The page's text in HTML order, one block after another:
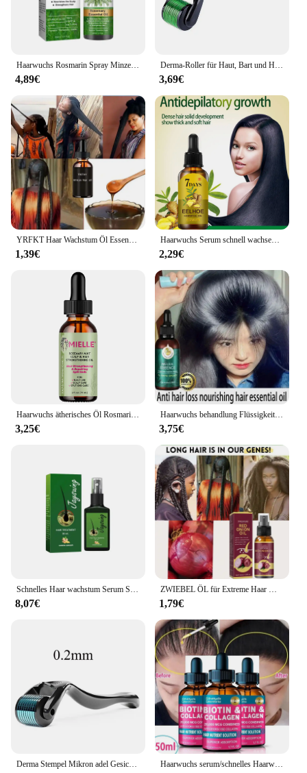
Haarwuchs Rosmarin Spray Minze Split Enden trockene pflegende Behandlung Haarmaske Glatze Stärkung Anti-Verlust-Shampoo ätherisches Öl
4,89€
Derma-Roller für Haut, Bart und Haare, 0,2 mm, 0,25 mm, 0,3 mm Nadel – Mikro-Gesichtsrollenwerkzeug 540 Nadeln für Gesichts-, Körper- und Haarwachstum
3,69€
YRFKT Haar Wachstum Öl Essenz Öle für Schwarze Frauen Alte Afrikanische HairRegrowth Formel Extrakt Starke Wirkung
1,39€
Haarwuchs Serum schnell wachsendes Haar ätherisches Öl Schönheit Haarpflege/40ml dichtes Nachwachsen Ingwer Haar fördert die Regeneration
2,29€
Haarwuchs ätherisches Öl Rosmarin Minze Haars tärkungs öl pflegende Behandlung für Spliss und trockene organische Haarpflege
3,25€
Haarwuchs behandlung Flüssigkeit vier Kräuter natürliche Inhaltsstoffe Haarwuchs mittel Serum Haarpflege Haarausfall Prävention Serie
3,75€
Schnelles Haar wachstum Serum Spray gegen Haarausfall verhindern Kahlheit Kopfhaut behandlung Reparatur Wurzeln Schönheit Gesundheit Haarpflege für Männer Frauen
8,07€
ZWIEBEL ÖL für Extreme Haar Wachstum, Bruch, Kopfhaut Behandlung, alopezie Anti Haarausfall Schnelle Wachsen Zu Verhindern Haar Trocken Öl
1,79€
Derma Stempel Mikron adel Gesichts walze Massage gerät einstellbare Titan Nadel Länge Hautpflege Bart wachstum Kopfhaut Haar walze Haarwuchs serum/schnelles Haarwuchs produkt